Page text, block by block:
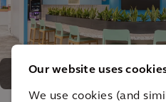
Our website uses
We use cookies (and
Schaffung einer